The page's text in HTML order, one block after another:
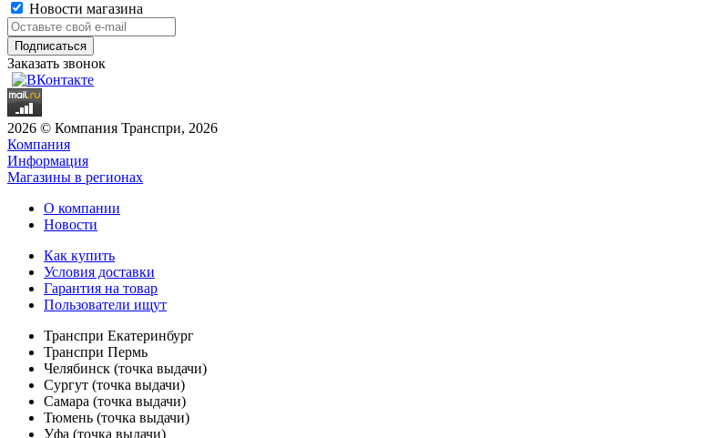
Новости магазина
Заказать звонок
2026 © Компания Транспри, 2026
Компания
Информация
Магазины в регионах
О компании
Новости
Как купить
Условия доставки
Гарантия на товар
Пользователи ищут
Транспри Екатеринбург
Транспри Пермь
Челябинск (точка выдачи)
Сургут (точка выдачи)
Самара (точка выдачи)
Тюмень (точка выдачи)
Уфа (точка выдачи)